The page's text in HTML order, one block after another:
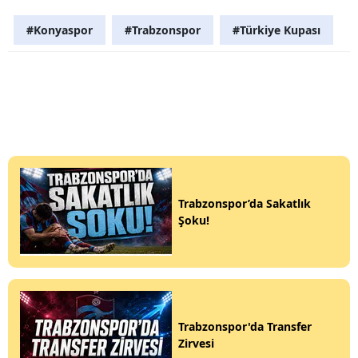
#Konyaspor #Trabzonspor #Türkiye Kupası
Trabzonspor’da Sakatlık
Şoku!
Trabzonspor'da Transfer
Zirvesi